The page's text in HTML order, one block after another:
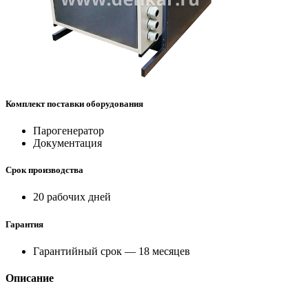
Комплект поставки оборудования
Парогенератор
Документация
Срок производства
20 рабочих дней
Гарантия
Гарантийный срок — 18 месяцев
Описание